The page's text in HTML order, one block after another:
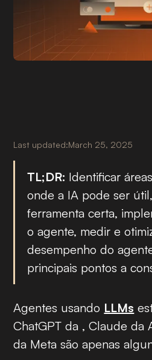
Last updated:March 25, 2025
TL;DR: Identificar
onde a IA pode ser
ferramenta certa,
o agente, medir e
desempenho do
principais pontos a
Agentes usando LLMs
ChatGPT da , Claude da
da Meta são apenas